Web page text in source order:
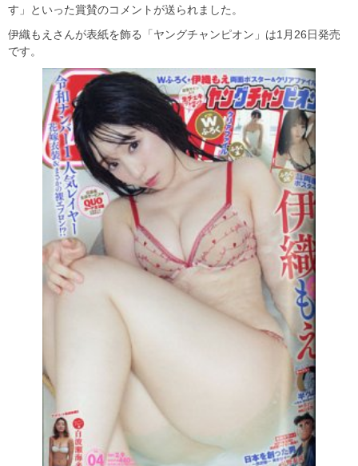
す」といった賞賛のコメントが送られました。
伊織もえさんが表紙を飾る「ヤングチャンピオン」は1月26日発売
です。